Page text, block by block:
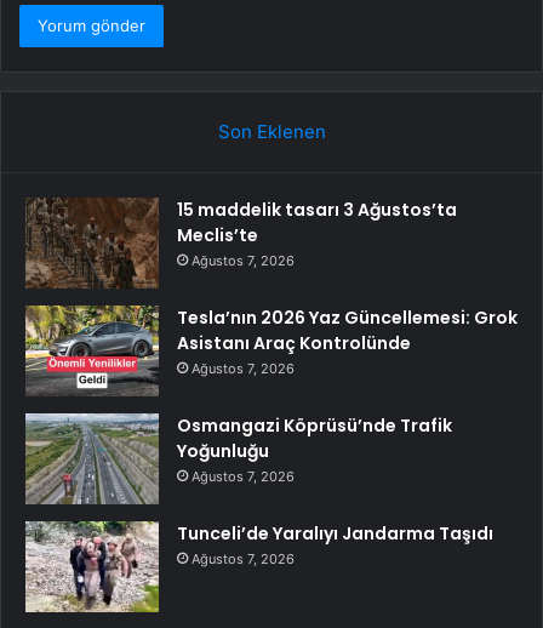
Son Eklenen
15 maddelik tasarı 3 Ağustos’ta
Meclis’te
Ağustos 7, 2026
Tesla’nın 2026 Yaz Güncellemesi: Grok
Asistanı Araç Kontrolünde
Ağustos 7, 2026
Osmangazi Köprüsü’nde Trafik
Yoğunluğu
Ağustos 7, 2026
Tunceli’de Yaralıyı Jandarma Taşıdı
Ağustos 7, 2026